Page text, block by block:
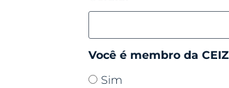
Você é membro da
Sim